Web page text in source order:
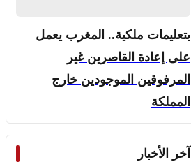
بتعليمات ملكية.. المغرب يعمل
على إعادة القاصرين غير
المرفوقين الموجودين خارج
المملكة
آخر الأخبار